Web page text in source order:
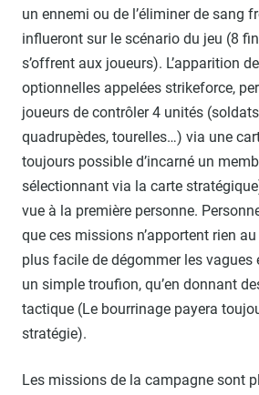
un ennemi ou de l’éliminer de sang
influeront sur le scénario du jeu (8
s’offrent aux joueurs). L’apparition
optionnelles appelées strikeforce,
joueurs de contrôler 4 unités
quadrupèdes, tourelles…) via une
toujours possible d’incarné un
sélectionnant via la carte
vue à la première personne.
que ces missions n’apportent rien
plus facile de dégommer les
un simple troufion, qu’en donnant
tactique (Le bourrinage payera
stratégie).
Les missions de la campagne sont